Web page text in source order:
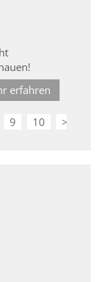
erfahren
9 10 >